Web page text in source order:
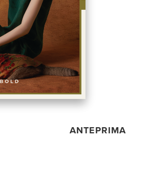
ANTEPRIMA